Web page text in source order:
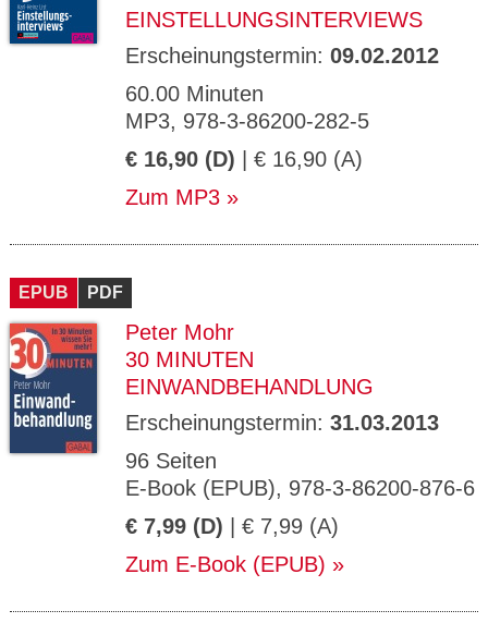
EINSTELLUNGSINTERVIEWS
Erscheinungstermin: 09.02.2012
60.00 Minuten
MP3, 978-3-86200-282-5
€ 16,90 (D) | € 16,90 (A)
Zum MP3
EPUB PDF
Peter Mohr
30 MINUTEN
EINWANDBEHANDLUNG
Erscheinungstermin: 31.03.2013
96 Seiten
E-Book (EPUB), 978-3-86200-876-6
€ 7,99 (D) | € 7,99 (A)
Zum E-Book (EPUB)